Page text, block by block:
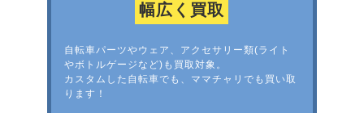
幅広く買取
自転車パーツやウェア、アクセサリー類(ライト
やボトルゲージなど)も買取対象。
カスタムした自転車でも、ママチャリでも買い取
ります！